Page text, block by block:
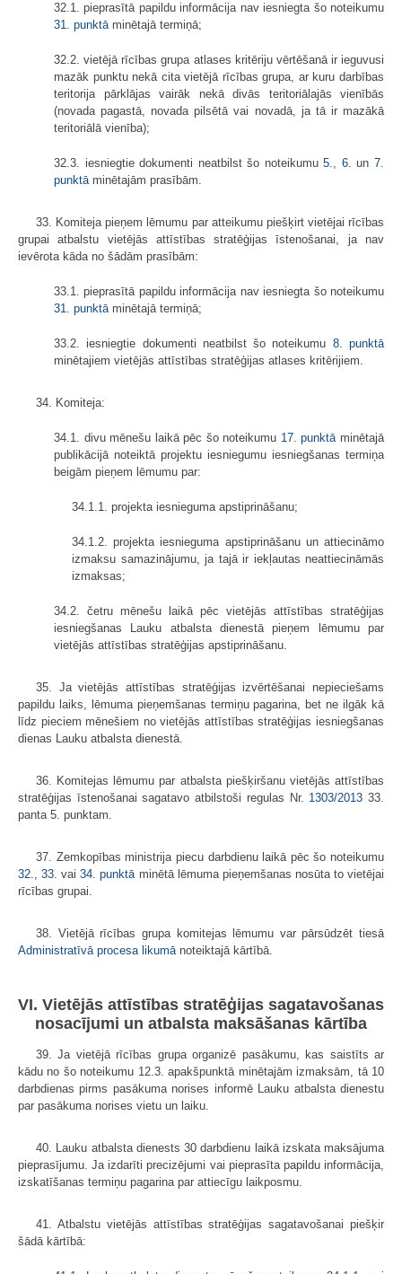
32.1. pieprasītā papildu informācija nav iesniegta šo noteikumu
31. punktāminētajā termiņā;
32.2. vietējā rīcības grupa atlases kritēriju vērtēšanā ir ieguvusi
mazāk punktu nekā cita vietējā rīcības grupa, ar kuru darbības
teritorija pārklājas vairāk nekā divās teritoriālajās vienībās
(novada pagastā, novada pilsētā vai novadā, ja tā ir mazākā
teritoriālā vienība);
32.3. iesniegtie dokumenti neatbilst šo noteikumu5., 6.un7.
punktāminētajām prasībām.
33. Komiteja pieņem lēmumu par atteikumu piešķirt vietējai rīcības
grupai atbalstu vietējās attīstības stratēģijas īstenošanai, ja nav
ievērota kāda no šādām prasībām:
33.1. pieprasītā papildu informācija nav iesniegta šo noteikumu
31. punktāminētajā termiņā;
33.2. iesniegtie dokumenti neatbilst šo noteikumu 8. punktā
minētajiem vietējās attīstības stratēģijas atlases kritērijiem.
34. Komiteja:
34.1. divu mēnešu laikā pēc šo noteikumu 17. punktāminētajā
publikācijā noteiktā projektu iesniegumu iesniegšanas termiņa
beigām pieņem lēmumu par:
34.1.1. projekta iesnieguma apstiprināšanu;
34.1.2. projekta iesnieguma apstiprināšanu un attiecināmo
izmaksu samazinājumu, ja tajā ir iekļautas neattiecināmās
izmaksas;
34.2. četru mēnešu laikā pēc vietējās attīstības stratēģijas
iesniegšanas Lauku atbalsta dienestā pieņem lēmumu par
vietējās attīstības stratēģijas apstiprināšanu.
35. Ja vietējās attīstības stratēģijas izvērtēšanai nepieciešams
papildu laiks, lēmuma pieņemšanas termiņu pagarina, bet ne ilgāk kā
līdz pieciem mēnešiem no vietējās attīstības stratēģijas iesniegšanas
dienas Lauku atbalsta dienestā.
36. Komitejas lēmumu par atbalsta piešķiršanu vietējās attīstības
stratēģijas īstenošanai sagatavo atbilstoši regulas Nr. 1303/2013 33.
panta 5. punktam.
37. Zemkopības ministrija piecu darbdienu laikā pēc šo noteikumu
32.,33.vai34. punktāminētā lēmuma pieņemšanas nosūta to vietējai
rīcības grupai.
38. Vietējā rīcības grupa komitejas lēmumu var pārsūdzēt tiesā
Administratīvā procesa likumānoteiktajā kārtībā.
VI. Vietējās attīstības stratēģijas sagatavošanas
nosacījumi un atbalsta maksāšanas kārtība
39. Ja vietējā rīcības grupa organizē pasākumu, kas saistīts ar
kādu no šo noteikumu 12.3. apakšpunktā minētajām izmaksām, tā 10
darbdienas pirms pasākuma norises informē Lauku atbalsta dienestu
par pasākuma norises vietu un laiku.
40. Lauku atbalsta dienests 30 darbdienu laikā izskata maksājuma
pieprasījumu. Ja izdarīti precizējumi vai pieprasīta papildu informācija,
izskatīšanas termiņu pagarina par attiecīgu laikposmu.
41. Atbalstu vietējās attīstības stratēģijas sagatavošanai piešķir
šādā kārtībā: